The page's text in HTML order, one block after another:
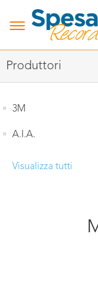
Produttori
3M
A.I.A.
Visualizza tutti